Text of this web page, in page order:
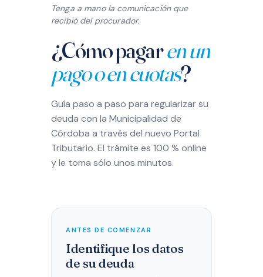
Tenga a mano la comunicación que
recibió del procurador.
¿Cómo pagaren un
pago o en cuotas?
Guía paso a paso para regularizar su
deuda con la Municipalidad de
Córdoba a través del nuevo Portal
Tributario. El trámite es 100 % online
y le toma sólo unos minutos.
ANTES DE COMENZAR
Identifique los datos
de su deuda